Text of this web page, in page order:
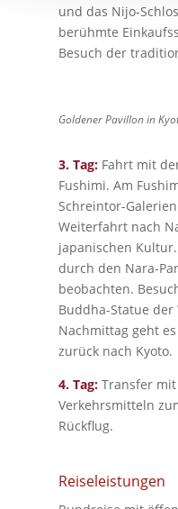
und das Nijo-
berühmte
Besuch der
Goldener Pavillon in
3. Tag:Fahrt mit
Fushimi. Am
Schreintor-
Weiterfahrt nach
japanischen
durch den Nara-
beobachten.
Buddha-Statue der
Nachmittag geht
zurück nach Kyoto.
4. Tag:Transfer
Verkehrsmitteln
Rückflug.
Reiseleistungen